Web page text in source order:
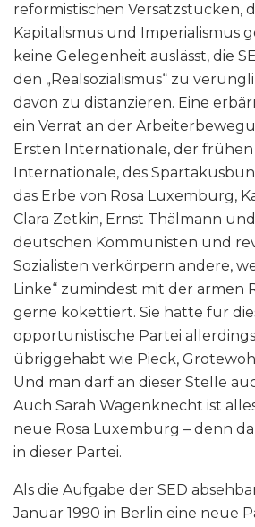
reformistischen Versatzstücken,
Kapitalismus und Imperialismus
keine Gelegenheit auslässt, die
den „Realsozialismus“ zu
davon zu distanzieren. Eine
ein Verrat an der
Ersten Internationale, der
Internationale, des
das Erbe von Rosa Luxemburg,
Clara Zetkin, Ernst Thälmann
deutschen Kommunisten und
Sozialisten verkörpern andere,
Linke“ zumindest mit der armen
gerne kokettiert. Sie hätte für
opportunistische Partei
übriggehabt wie Pieck,
Und man darf an dieser Stelle
Auch Sarah Wagenknecht ist
neue Rosa Luxemburg – denn
in dieser Partei.
Als die Aufgabe der SED
Januar 1990 in Berlin eine neue